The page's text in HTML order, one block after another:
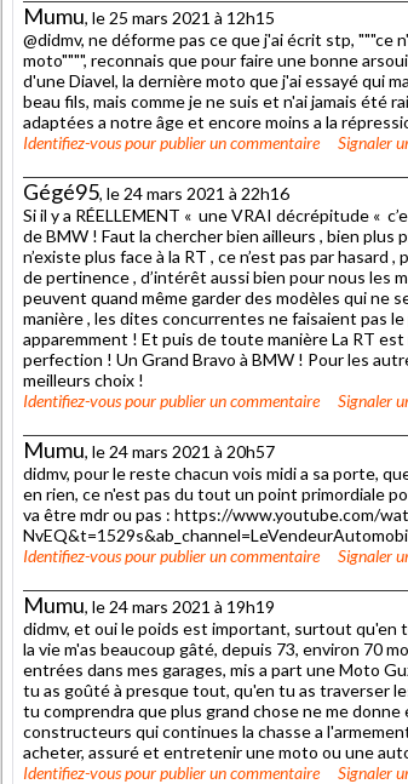
Mumu, le 25 mars 2021 à 12h15
@didmv, ne déforme pas ce que j'ai écrit stp,
moto"""", reconnais que pour faire une bonne
d'une Diavel, la dernière moto que j'ai essayé qui
beau fils, mais comme je ne suis et n'ai jamais été
adaptées a notre âge et encore moins a la
Identifiez-vouspour publier un commentaire Signaler
Gégé95, le 24 mars 2021 à 22h16
Si il y a RÉELLEMENT « une VRAI décrépitude «
de BMW ! Faut la chercher bien ailleurs , bien plus
n’existe plus face à la RT , ce n’est pas par hasard
de pertinence , d’intérêt aussi bien pour nous
peuvent quand même garder des modèles qui ne
manière , les dites concurrentes ne faisaient pas
apparemment ! Et puis de toute manière La RT
perfection ! Un Grand Bravo à BMW ! Pour les
meilleurs choix !
Identifiez-vouspour publier un commentaire Signaler
Mumu, le 24 mars 2021 à 20h57
didmv, pour le reste chacun vois midi a sa porte,
en rien, ce n'est pas du tout un point primordiale
va être mdr ou pas : https://www.youtube.com/
Identifiez-vouspour publier un commentaire Signaler
Mumu, le 24 mars 2021 à 19h19
didmv, et oui le poids est important, surtout qu'en
la vie m'as beaucoup gâté, depuis 73, environ 70
entrées dans mes garages, mis a part une Moto
tu as goûté à presque tout, qu'en tu as traverser
tu comprendra que plus grand chose ne me
constructeurs qui continues la chasse a
acheter, assuré et entretenir une moto ou une
Identifiez-vouspour publier un commentaire Signaler